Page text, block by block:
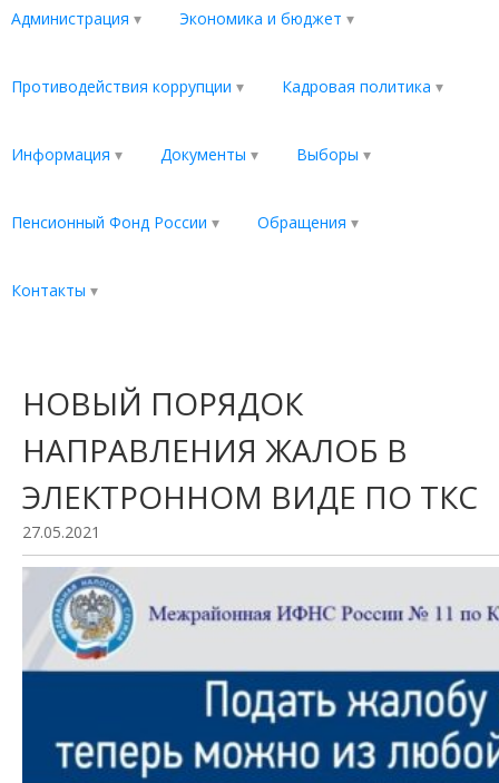
Администрация Экономика и бюджет
Противодействия коррупции Кадровая политика
Информация Документы Выборы
Пенсионный Фонд России Обращения
Контакты
НОВЫЙ ПОРЯДОК
НАПРАВЛЕНИЯ ЖАЛОБ В
ЭЛЕКТРОННОМ ВИДЕ ПО ТКС
27.05.2021